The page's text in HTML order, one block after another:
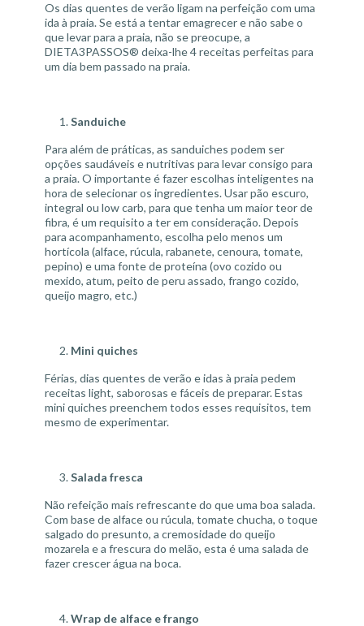
Os dias quentes de verão ligam na perfeição com uma
ida à praia. Se está a tentar emagrecer e não sabe o
que levar para a praia, não se preocupe, a
DIETA3PASSOS® deixa-lhe 4 receitas perfeitas para
um dia bem passado na praia.
Sanduiche
Para além de práticas, as sanduiches podem ser
opções saudáveis e nutritivas para levar consigo para
a praia. O importante é fazer escolhas inteligentes na
hora de selecionar os ingredientes. Usar pão escuro,
integral ou low carb, para que tenha um maior teor de
fibra, é um requisito a ter em consideração. Depois
para acompanhamento, escolha pelo menos um
hortícola (alface, rúcula, rabanete, cenoura, tomate,
pepino) e uma fonte de proteína (ovo cozido ou
mexido, atum, peito de peru assado, frango cozido,
queijo magro, etc.)
Mini quiches
Férias, dias quentes de verão e idas à praia pedem
receitas light, saborosas e fáceis de preparar. Estas
mini quiches preenchem todos esses requisitos, tem
mesmo de experimentar.
Salada fresca
Não refeição mais refrescante do que uma boa salada.
Com base de alface ou rúcula, tomate chucha, o toque
salgado do presunto, a cremosidade do queijo
mozarela e a frescura do melão, esta é uma salada de
fazer crescer água na boca.
Wrap de alface e frango